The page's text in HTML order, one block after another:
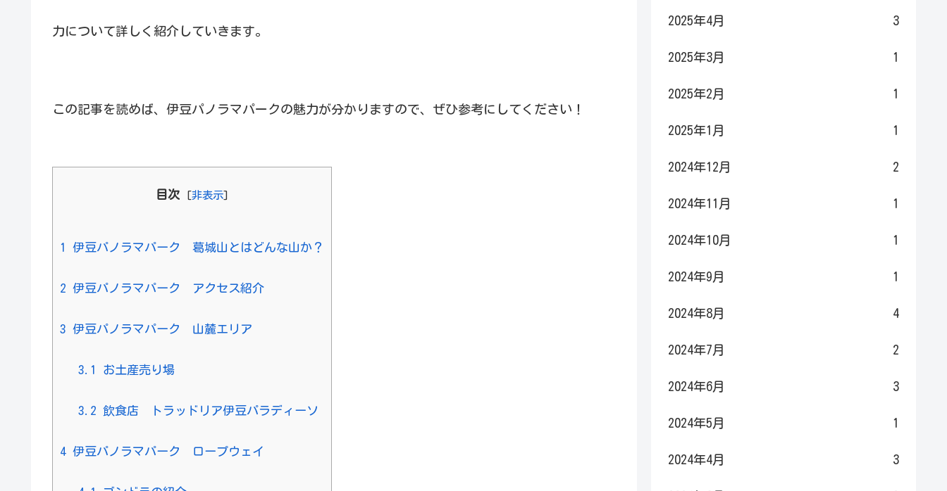
力について詳しく紹介していきます。
この記事を読めば、伊豆パノラマパークの魅力が分かりますので、ぜひ参考にしてください！
目次 [非表示]
1 伊豆パノラマパーク 葛城山とはどんな山か？
2 伊豆パノラマパーク アクセス紹介
3 伊豆パノラマパーク 山麓エリア
3.1 お土産売り場
3.2 飲食店 トラッドリア伊豆パラディーソ
4 伊豆パノラマパーク ロープウェイ
2025年4月 3
2025年3月 1
2025年2月 1
2025年1月 1
2024年12月 2
2024年11月 1
2024年10月 1
2024年9月 1
2024年8月 4
2024年7月 2
2024年6月 3
2024年5月 1
2024年4月 3